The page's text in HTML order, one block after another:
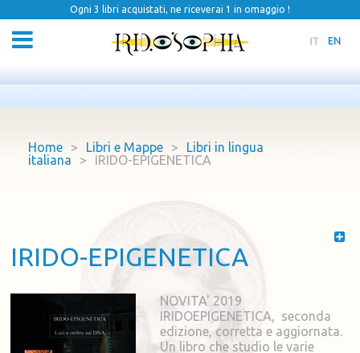
Ogni 3 libri acquistati, ne riceverai 1 in omaggio !
IT EN
Home > Libri e Mappe >
Libri in lingua
italiana
> IRIDO-EPIGENETICA
IRIDO-EPIGENETICA
NOVITA' 2019
IRIDOEPIGENETICA, seconda
edizione, corretta e aggiornata.
Un libro che studio le varie